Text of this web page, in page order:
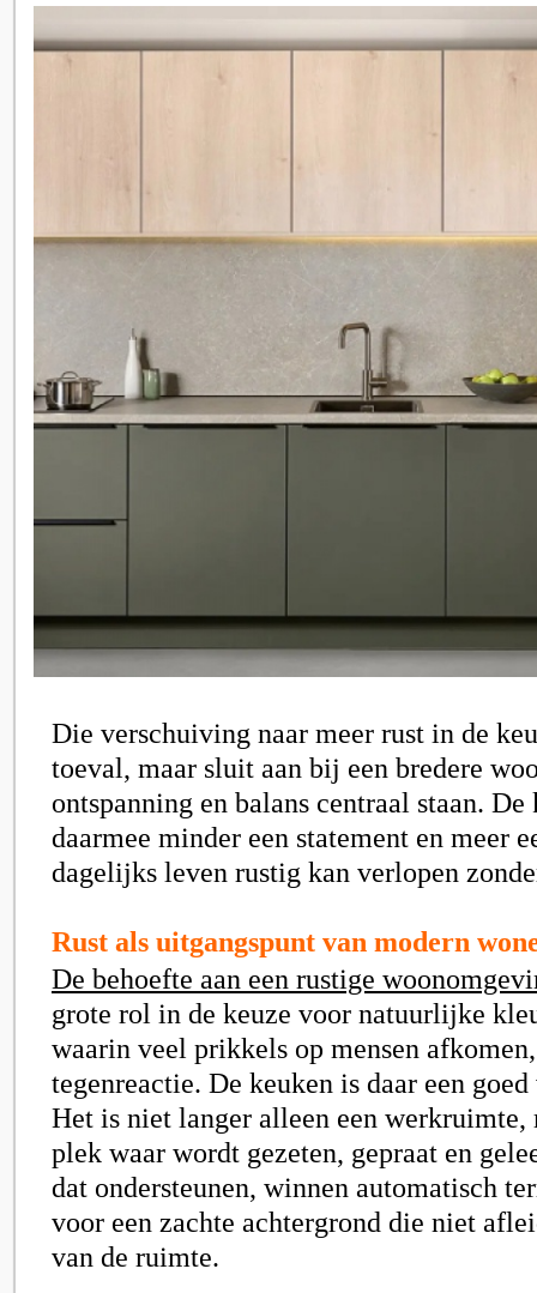
Die verschuiving naar meer rust in de
toeval, maar sluit aan bij een bredere
ontspanning en balans centraal staan.
daarmee minder een statement en meer
dagelijks leven rustig kan verlopen
Rust als uitgangspunt van modern
De behoefte aan een rustige
grote rol in de keuze voor natuurlijke
waarin veel prikkels op mensen
tegenreactie. De keuken is daar een
Het is niet langer alleen een werkruimte,
plek waar wordt gezeten, gepraat en
dat ondersteunen, winnen automatisch
voor een zachte achtergrond die niet
van de ruimte.